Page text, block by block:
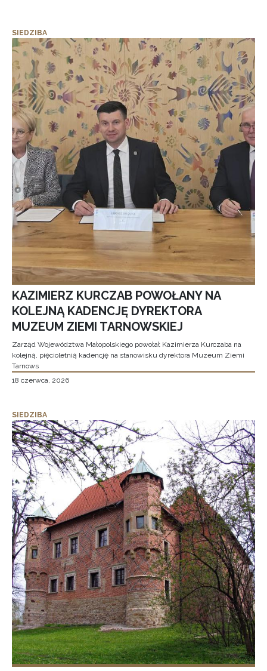
SIEDZIBA
KAZIMIERZ KURCZAB POWOŁANY NA
KOLEJNĄ KADENCJĘ DYREKTORA
MUZEUM ZIEMI TARNOWSKIEJ
Zarząd Województwa Małopolskiego powołał Kazimierza Kurczaba na
kolejną, pięcioletnią kadencję na stanowisku dyrektora Muzeum Ziemi
Tarnows
18 czerwca, 2026
SIEDZIBA